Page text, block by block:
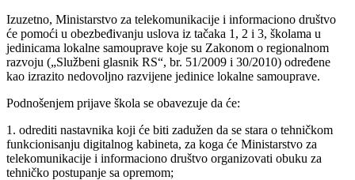
Izuzetno, Ministarstvo za telekomunikacije i informaciono društvo
će pomoći u obezbeđivanju uslova iz tačaka 1, 2 i 3, školama u
jedinicama lokalne samouprave koje su Zakonom o regionalnom
razvoju („Službeni glasnik RS“, br. 51/2009 i 30/2010) određene
kao izrazito nedovoljno razvijene jedinice lokalne samouprave.
Podnošenjem prijave škola se obavezuje da će:
1. odrediti nastavnika koji će biti zadužen da se stara o tehničkom
funkcionisanju digitalnog kabineta, za koga će Ministarstvo za
telekomunikacije i informaciono društvo organizovati obuku za
tehničko postupanje sa opremom;